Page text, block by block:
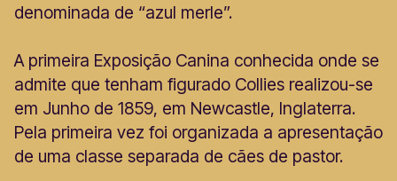
denominada de “azul merle”.
A primeira Exposição Canina conhecida onde se
admite que tenham figurado Collies realizou-se
em Junho de 1859, em Newcastle, Inglaterra.
Pela primeira vez foi organizada a apresentação
de uma classe separada de cães de pastor.